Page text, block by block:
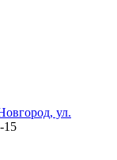
ул.
15